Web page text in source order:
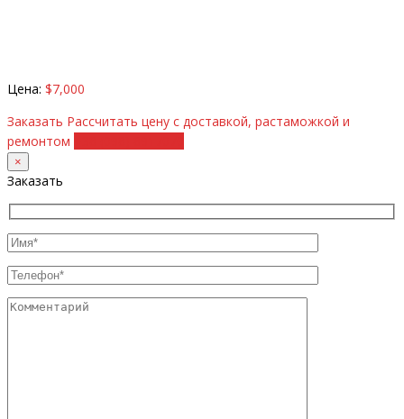
Цена: $7,000
Заказать Рассчитать цену с доставкой, растаможкой и
ремонтом
×
Заказать